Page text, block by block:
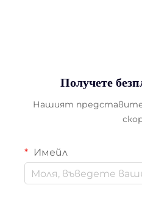
Получете
Нашият
Имейл